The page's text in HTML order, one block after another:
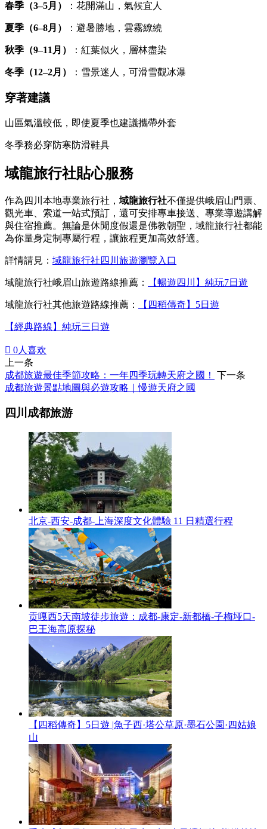
春季（3–5月） ：花開滿山，氣候宜人
夏季（6–8月） ：避暑勝地，雲霧繚繞
秋季（9–11月） ：紅葉似火，層林盡染
冬季（12–2月） ：雪景迷人，可滑雪觀冰瀑
穿著建議
山區氣溫較低，即使夏季也建議攜帶外套
冬季務必穿防寒防滑鞋具
域龍旅行社貼心服務
作為四川本地專業旅行社， 域龍旅行社不僅提供峨眉山門票、
觀光車、索道一站式預訂，還可安排專車接送、專業導遊講解
與住宿推薦。無論是休閒度假還是佛教朝聖，域龍旅行社都能
為你量身定制專屬行程，讓旅程更加高效舒適。
詳情請見： 域龍旅行社四川旅遊瀏覽入口
域龍旅行社峨眉山旅遊路線推薦： 【暢遊四川】純玩7日遊
域龍旅行社其他旅遊路線推薦： 【四稻傳奇】5日遊
【經典路線】純玩三日遊
 0人喜欢
上一条
成都旅遊最佳季節攻略：一年四季玩轉天府之國！
下一条
成都旅遊景點地圖與必遊攻略｜慢遊天府之國
四川成都旅游
北京-西安-成都-上海深度文化體驗 11 日精選行程
贡嘎西5天南坡徒步旅遊：成都-康定-新都橋-子梅垭口-
巴王海高原探秘
【四稻傳奇】5日遊 |魚子西·塔公草原·墨石公園·四姑娘
山